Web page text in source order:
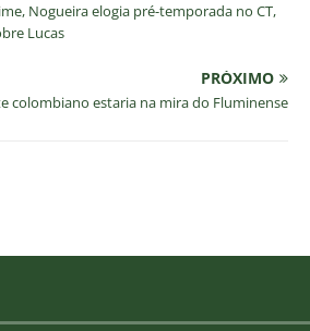
Nogueira elogia pré-temporada no CT,
Lucas
PRÓXIMO
colombiano estaria na mira do Fluminense